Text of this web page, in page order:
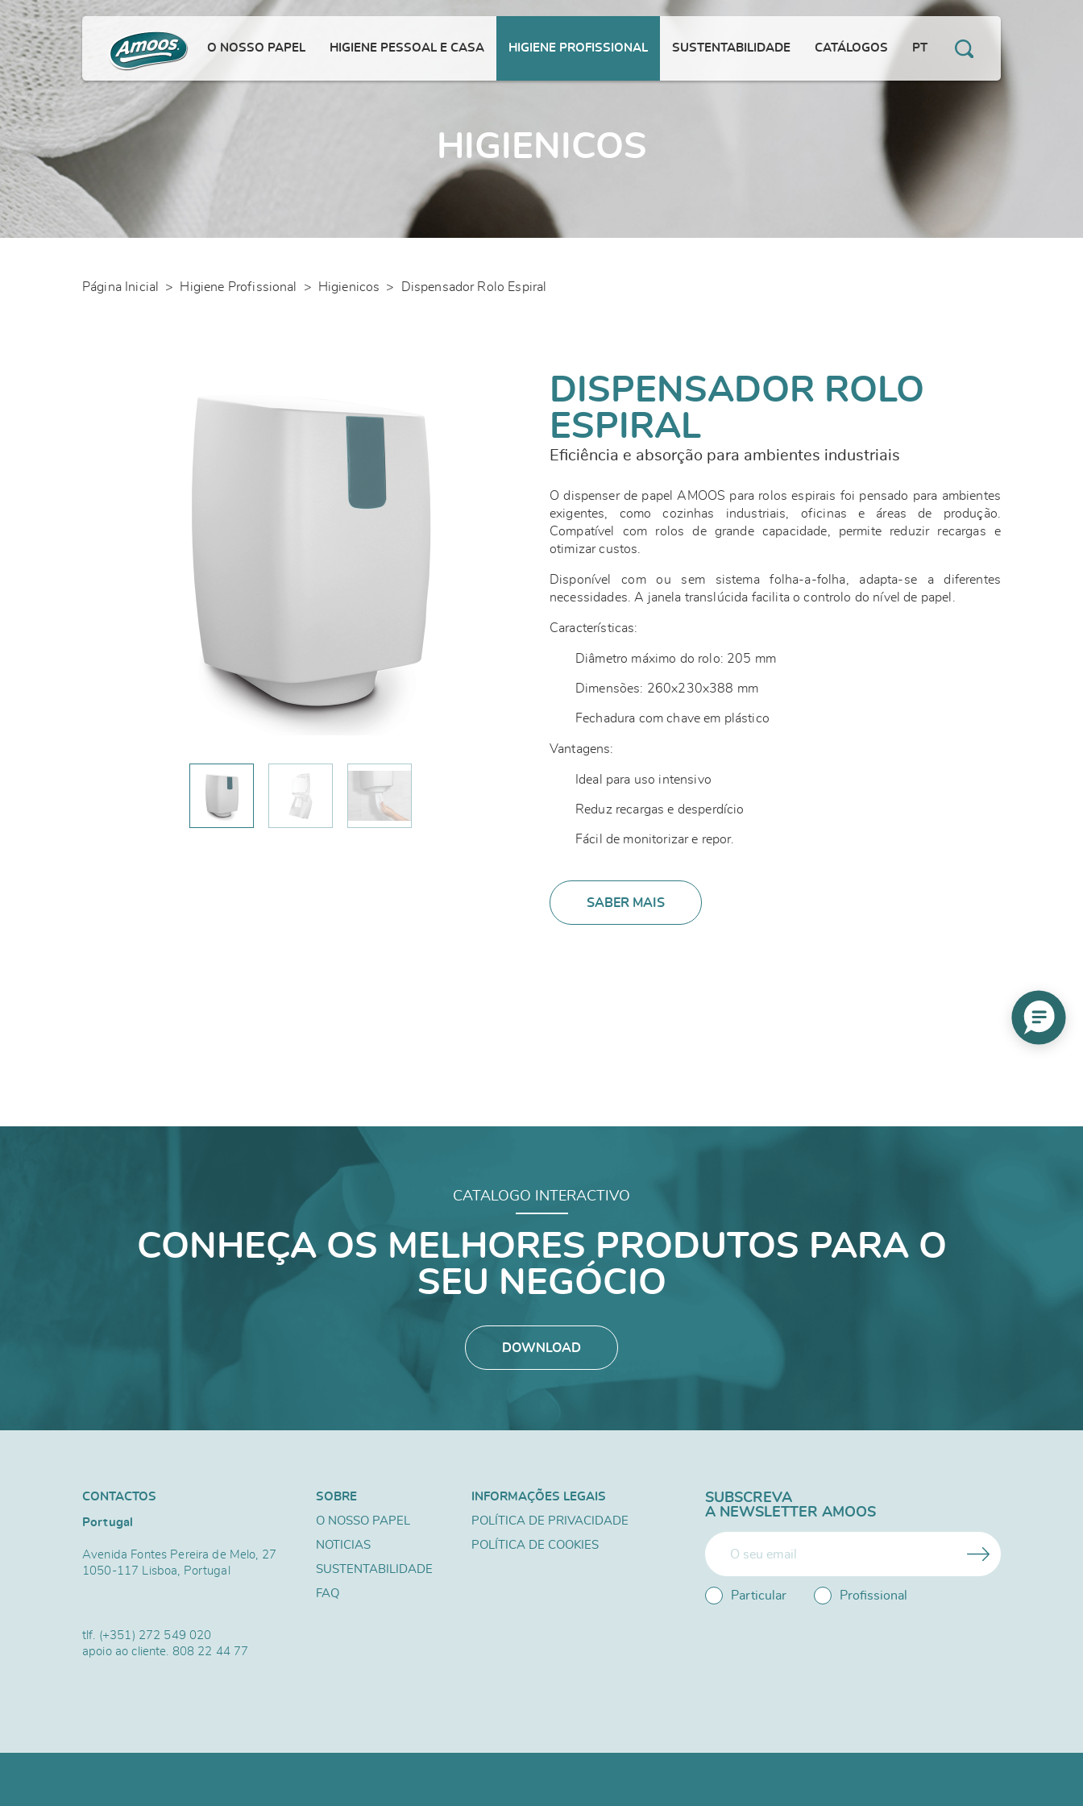
O NOSSO PAPEL HIGIENE PESSOAL E CASA HIGIENE PROFISSIONAL SUSTENTABILIDADE CATÁLOGOS PT
HIGIENICOS
Página Inicial > Higiene Profissional > Higienicos > Dispensador Rolo Espiral
DISPENSADOR ROLO
ESPIRAL
Eficiência e absorção para ambientes industriais
O dispenser de papel AMOOS para rolos espirais foi pensado para ambientes
exigentes, como cozinhas industriais, oficinas e áreas de produção.
Compatível com rolos de grande capacidade, permite reduzir recargas e
otimizar custos.
Disponível com ou sem sistema folha-a-folha, adapta-se a diferentes
necessidades. A janela translúcida facilita o controlo do nível de papel.
Características:
Diâmetro máximo do rolo: 205 mm
Dimensões: 260x230x388 mm
Fechadura com chave em plástico
Vantagens:
Ideal para uso intensivo
Reduz recargas e desperdício
Fácil de monitorizar e repor.
SABER MAIS
CATALOGO INTERACTIVO
CONHEÇA OS MELHORES PRODUTOS PARA O
SEU NEGÓCIO
DOWNLOAD
CONTACTOS
Portugal
Avenida Fontes Pereira de Melo, 27
1050-117 Lisboa, Portugal
tlf. (+351) 272 549 020
apoio ao cliente. 808 22 44 77
SOBRE
O NOSSO PAPEL
NOTICIAS
SUSTENTABILIDADE
FAQ
INFORMAÇÕES LEGAIS
POLÍTICA DE PRIVACIDADE
POLÍTICA DE COOKIES
SUBSCREVA
A NEWSLETTER AMOOS
Particular Profissional